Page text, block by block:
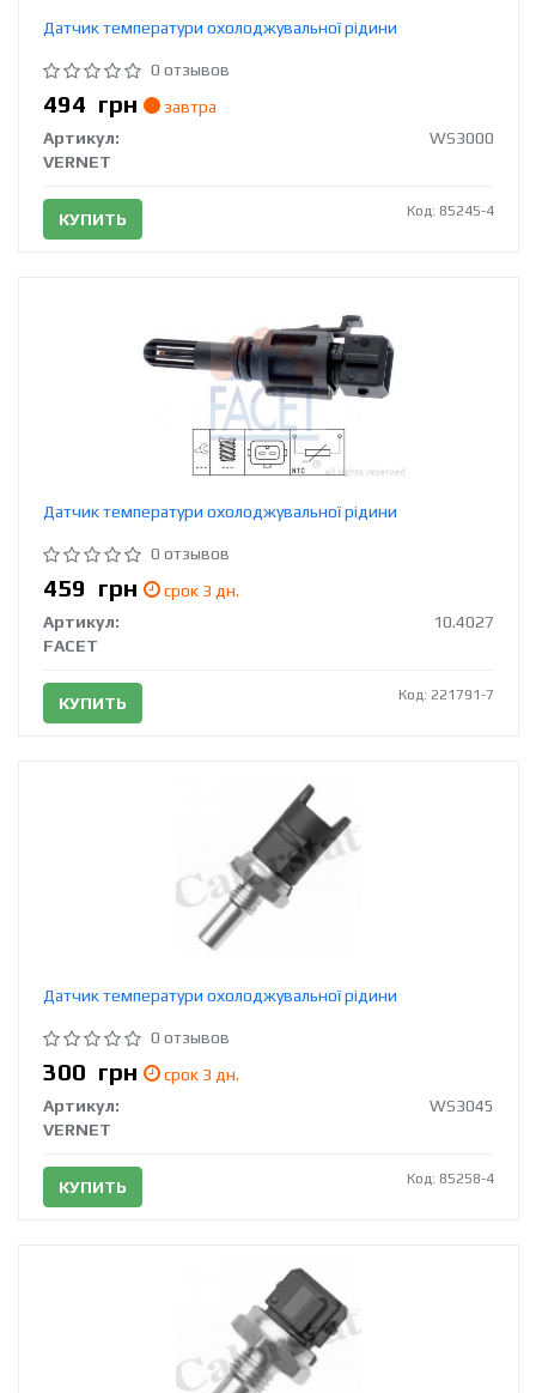
Датчик температури охолоджувальної рідини
0 отзывов
494 грн
завтра
Артикул:
WS3000
VERNET
КУПИТЬ Код: 85245-4
Датчик температури охолоджувальної рідини
0 отзывов
459 грн
срок 3 дн.
Артикул:
10.4027
FACET
КУПИТЬ Код: 221791-7
Датчик температури охолоджувальної рідини
0 отзывов
300 грн
срок 3 дн.
Артикул:
WS3045
VERNET
КУПИТЬ Код: 85258-4